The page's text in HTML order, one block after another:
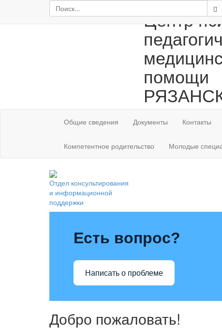
Центр
помощи
Общие сведения Документы Контакты
Компетентное родительство Молодые
Отдел консультирования
и информационной
поддержки
Есть вопрос?
Написать о проблеме
Добро пожаловать!